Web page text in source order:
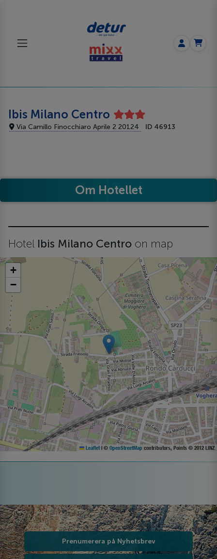
Ibis Milano Centro
Via Camillo Finocchiaro Aprile 2 20124 ID 46913
Om Hotellet
Hotel Ibis Milano Centro on map
+
−
Leaflet | © OpenStreetMap contributors, Points © 2012 LINZ
Prenumerera på Nyhetsbrev